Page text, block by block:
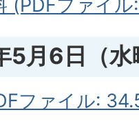
(PDFファイ
5月6日（水
ファイル: